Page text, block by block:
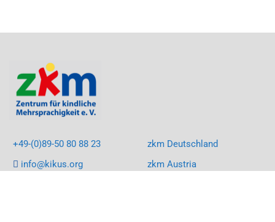
+49-(0)89-50 80 88 23
zkm Deutschland
info@kikus.org
zkm Austria